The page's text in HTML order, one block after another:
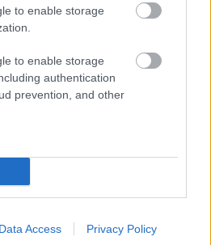
to enable storage
to enable storage
authentication
prevention, and other
Data Access Privacy Policy
ochrániť pred hnitím a škodcami?
drahe drevo bolo predtym naparovane aby